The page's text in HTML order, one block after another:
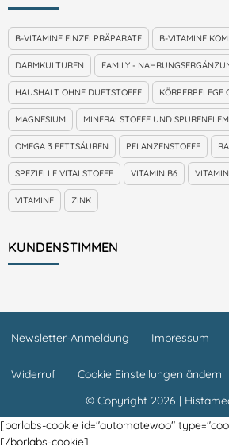
B-VITAMINE EINZELPRÄPARATE B-VITAMINE
DARMKULTUREN FAMILY -
HAUSHALT OHNE DUFTSTOFFE KÖRPERPFLEGE
MAGNESIUM MINERALSTOFFE UND
OMEGA 3 FETTSÄUREN PFLANZENSTOFFE
SPEZIELLE VITALSTOFFE VITAMIN B6
VITAMINE ZINK
KUNDENSTIMMEN
Newsletter-Anmeldung Impressum
Widerruf
Cookie Einstellungen ändern
© Copyright 2026 |
[borlabs-cookie id="automatewoo"
[/borlabs-cookie]